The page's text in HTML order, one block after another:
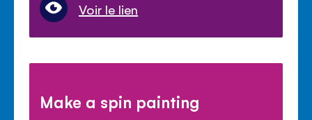
Voir le lien
Make a spin painting